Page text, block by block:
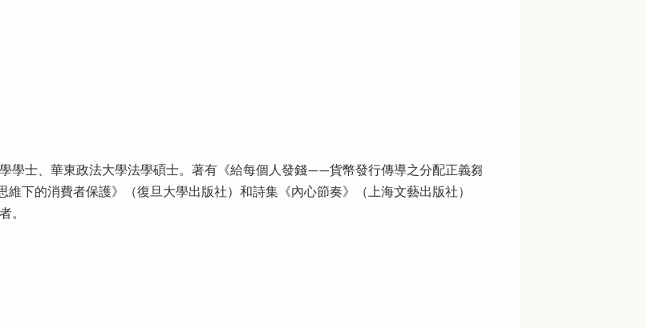
學士、華東政法大學法學碩士。著有《給每個人發錢——貨幣發行傳導之分配正義芻
下的消費者保護》（復旦大學出版社）和詩集《內心節奏》（上海文藝出版社）
。